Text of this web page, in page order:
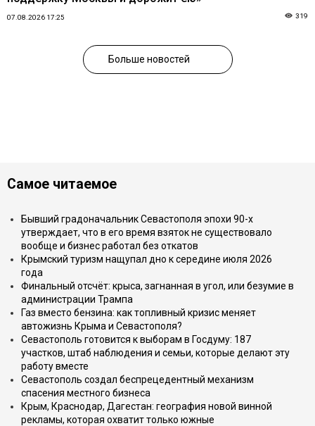
07.08.2026 17:25 319
Больше новостей
Самое читаемое
Бывший градоначальник Севастополя эпохи 90-х
утверждает, что в его время взяток не существовало
вообще и бизнес работал без откатов
Крымский туризм нащупал дно к середине июля 2026
года
Финальный отсчёт: крыса, загнанная в угол, или безумие в
администрации Трампа
Газ вместо бензина: как топливный кризис меняет
автожизнь Крыма и Севастополя?
Севастополь готовится к выборам в Госдуму: 187
участков, штаб наблюдения и семьи, которые делают эту
работу вместе
Севастополь создал беспрецедентный механизм
спасения местного бизнеса
Крым, Краснодар, Дагестан: география новой винной
рекламы, которая охватит только южные